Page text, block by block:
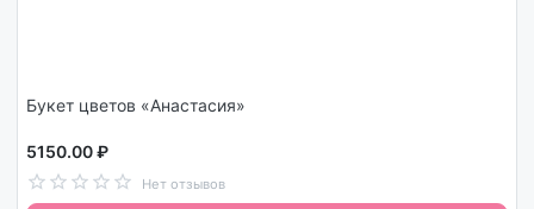
Букет цветов «Анастасия»
5150.00 ₽
Нет отзывов